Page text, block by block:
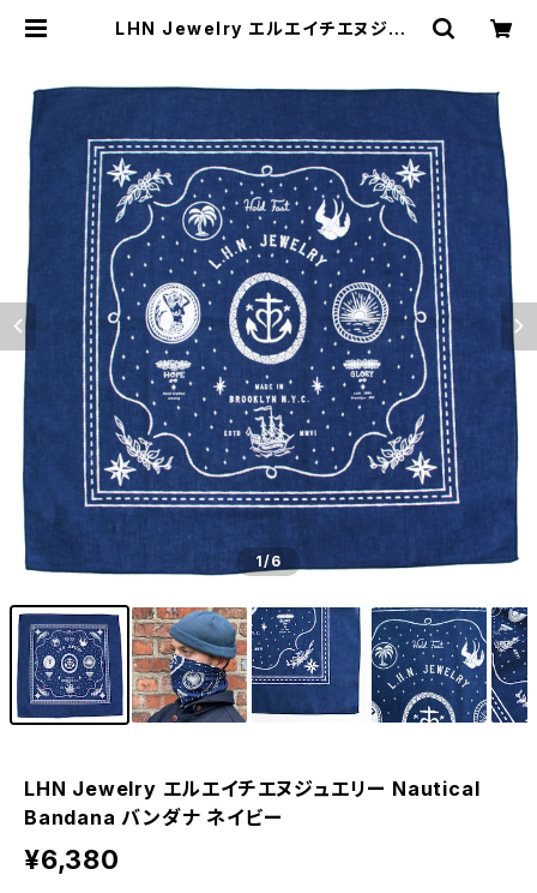
LHN Jewelry エルエイチエヌジュエ
1/6
LHN Jewelry エルエイチエヌジュエリー Nautical
Bandana バンダナ ネイビー
¥6,380